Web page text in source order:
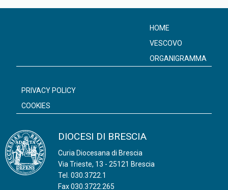
DIOCESI DI BRESCIA
Curia Diocesana di Brescia
Via Trieste, 13 - 25121 Brescia
Tel. 030.3722.1
Fax 030.3722.265
HOME
VESCOVO
ORGANIGRAMMA
PRIVACY POLICY
COOKIES